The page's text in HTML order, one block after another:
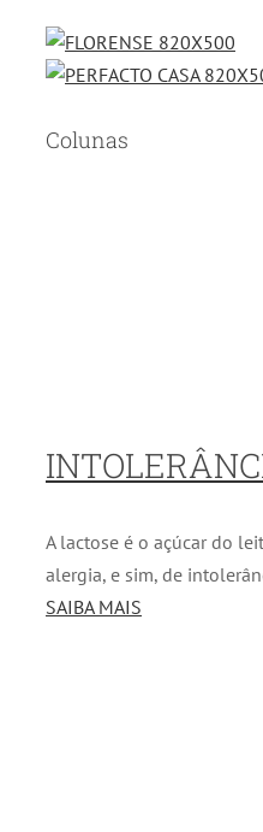
Colunas
A lactose é o açúcar do
alergia, e sim, de
SAIBA MAIS